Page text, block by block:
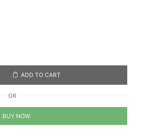
ADD TO CART
OR
BUY NOW